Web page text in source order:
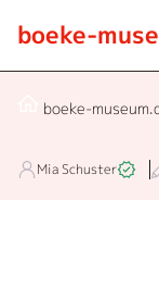
boeke-
boeke-
Mia Schuster